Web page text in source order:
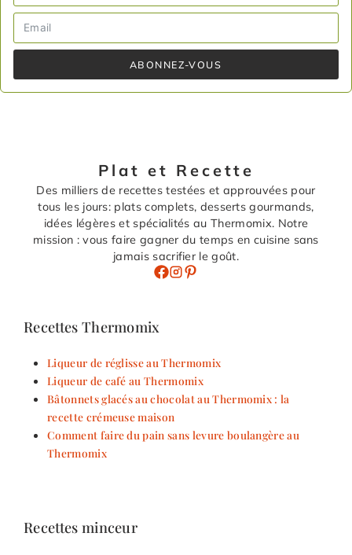
ABONNEZ-VOUS
Plat et Recette
Des milliers de recettes testées et approuvées pour
tous les jours: plats complets, desserts gourmands,
idées légères et spécialités au Thermomix. Notre
mission : vous faire gagner du temps en cuisine sans
jamais sacrifier le goût.
Recettes Thermomix
Liqueur de réglisse au Thermomix
Liqueur de café au Thermomix
Bâtonnets glacés au chocolat au Thermomix : la
recette crémeuse maison
Comment faire du pain sans levure boulangère au
Thermomix
Recettes minceur